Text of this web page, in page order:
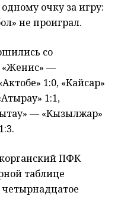
очку за игру:
не проиграл.
со
«Женис» —
1:0, «Кайсар»
1:1,
— «Кызылжар»
ПФК
таблице